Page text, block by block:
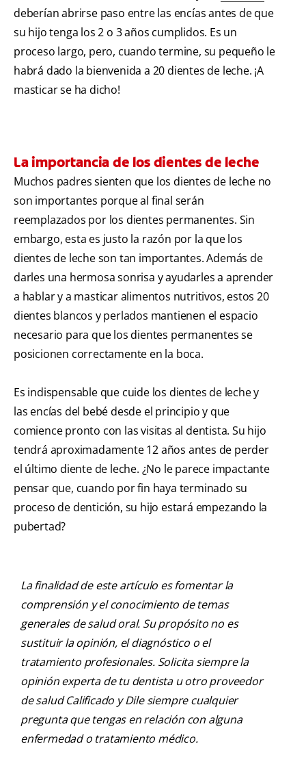
deberían abrirse paso entre las encías antes de que
su hijo tenga los 2 o 3 años cumplidos. Es un
proceso largo, pero, cuando termine, su pequeño le
habrá dado la bienvenida a 20 dientes de leche. ¡A
masticar se ha dicho!
La importancia de los dientes de leche
Muchos padres sienten que los dientes de leche no
son importantes porque al final serán
reemplazados por los dientes permanentes. Sin
embargo, esta es justo la razón por la que los
dientes de leche son tan importantes. Además de
darles una hermosa sonrisa y ayudarles a aprender
a hablar y a masticar alimentos nutritivos, estos 20
dientes blancos y perlados mantienen el espacio
necesario para que los dientes permanentes se
posicionen correctamente en la boca.
Es indispensable que cuide los dientes de leche y
las encías del bebé desde el principio y que
comience pronto con las visitas al dentista. Su hijo
tendrá aproximadamente 12 años antes de perder
el último diente de leche. ¿No le parece impactante
pensar que, cuando por fin haya terminado su
proceso de dentición, su hijo estará empezando la
pubertad?
La finalidad de este artículo es fomentar la
comprensión y el conocimiento de temas
generales de salud oral. Su propósito no es
sustituir la opinión, el diagnóstico o el
tratamiento profesionales. Solicita siempre la
opinión experta de tu dentista u otro proveedor
de salud Calificado y Dile siempre cualquier
pregunta que tengas en relación con alguna
enfermedad o tratamiento médico.